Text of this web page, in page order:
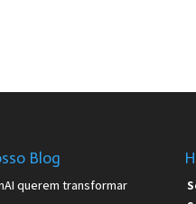
Blog
querem transformar